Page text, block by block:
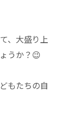
、大盛り上
うか？😉
もたちの自